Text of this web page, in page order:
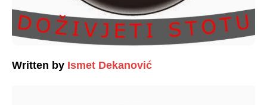
Written by Ismet Dekanović